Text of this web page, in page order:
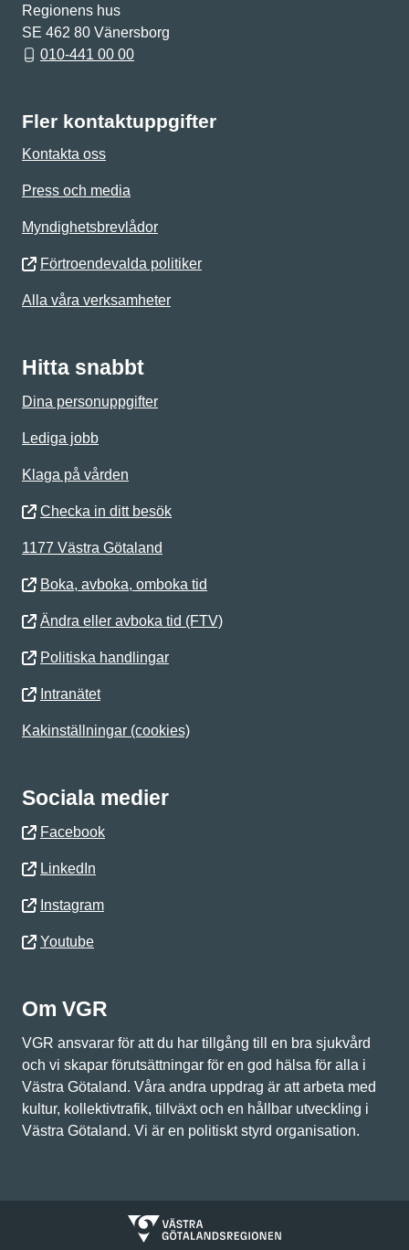
Regionens hus
SE 462 80 Vänersborg
010-441 00 00
Fler kontaktuppgifter
Kontakta oss
Press och media
Myndighetsbrevlådor
Förtroendevalda politiker
Alla våra verksamheter
Hitta snabbt
Dina personuppgifter
Lediga jobb
Klaga på vården
Checka in ditt besök
1177 Västra Götaland
Boka, avboka, omboka tid
Ändra eller avboka tid (FTV)
Politiska handlingar
Intranätet
Kakinställningar (cookies)
Sociala medier
Facebook
LinkedIn
Instagram
Youtube
Om VGR
VGR ansvarar för att du har tillgång till en bra sjukvård
och vi skapar förutsättningar för en god hälsa för alla i
Västra Götaland. Våra andra uppdrag är att arbeta med
kultur, kollektivtrafik, tillväxt och en hållbar utveckling i
Västra Götaland. Vi är en politiskt styrd organisation.